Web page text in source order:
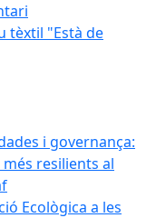
tèxtil "Està de
i governança:
resilients al
Ecològica a les